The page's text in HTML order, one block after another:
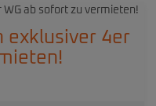
exklusiver 4er